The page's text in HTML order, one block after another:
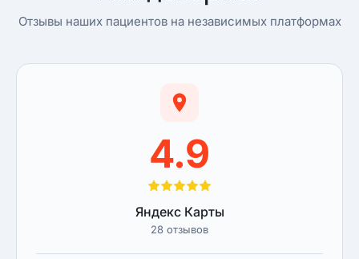
Отзывы наших пациентов на независимых платформах
4.9
Яндекс Карты
28 отзывов